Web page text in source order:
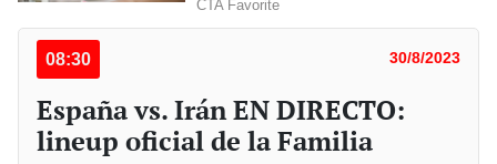
08:30 30/8/2023
España vs. Irán EN DIRECTO:
lineup oficial de la Familia